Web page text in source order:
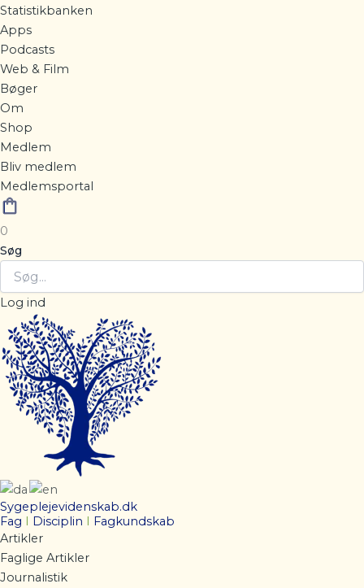
Statistikbanken
Apps
Podcasts
Web & Film
Bøger
Om
Shop
Medlem
Bliv medlem
Medlemsportal
0
Søg
Log ind
Sygeplejevidenskab.dk
Fag I Disciplin I Fagkundskab
Artikler
Faglige Artikler
Journalistik